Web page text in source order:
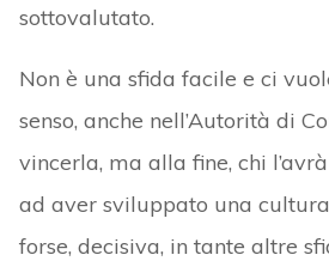
sottovalutato.
Non è una sfida facile e ci
senso, anche nell’Autorità di
vincerla, ma alla fine, chi
ad aver sviluppato una
forse, decisiva, in tante altre